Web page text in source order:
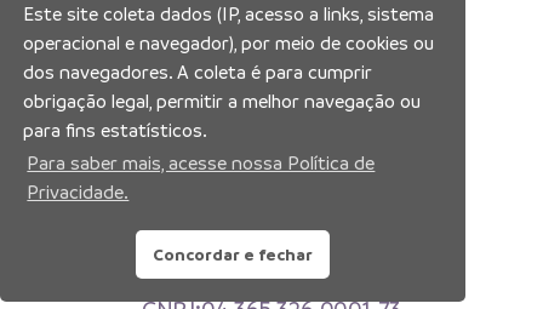
Prefeitura Municipal de Manaus
Município de Manaus
Este site coleta dados (IP, acesso a links, sistema
operacional e navegador), por meio de cookies ou
dos navegadores. A coleta é para cumprir
obrigação legal, permitir a melhor navegação ou
para fins estatísticos.
Para saber mais, acesse nossa Política de
Privacidade.
Concordar e fechar